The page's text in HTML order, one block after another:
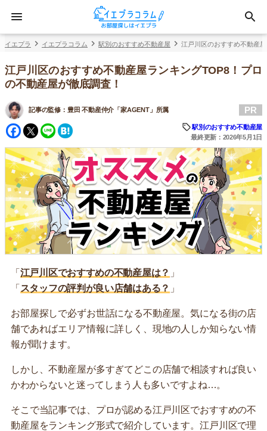
イエプラ イエプラコラム 駅別のおすすめ不動産屋 江戸川区のおすすめ不動産
江戸川区のおすすめ不動産屋ランキングTOP8！プロ
の不動産屋が徹底調査！
記事の監修： 豊田 不動産仲介「家AGENT」所属
Facebook
Twitter
Line
PR
駅別のおすすめ不動産屋
最終更新：2026年5月1日
「 江戸川区でおすすめの不動産屋は？ 」
「 スタッフの評判が良い店舗はある？ 」
お部屋探しで必ずお世話になる不動産屋。気になる街の店
舗であればエリア情報に詳しく、現地の人しか知らない情
報が聞けます。
しかし、不動産屋が多すぎてどこの店舗で相談すれば良い
かわからないと迷ってしまう人も多いですよね…。
そこで当記事では、プロが認める江戸川区でおすすめの不
動産屋をランキング形式で紹介しています。江戸川区で理